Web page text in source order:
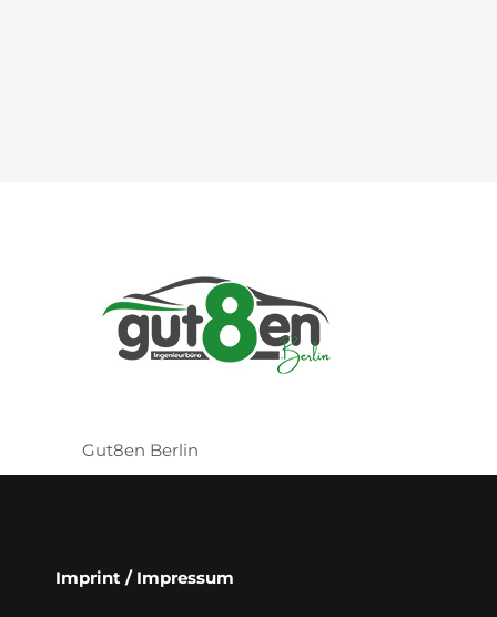
Gut8en Berlin
Imprint / Impressum